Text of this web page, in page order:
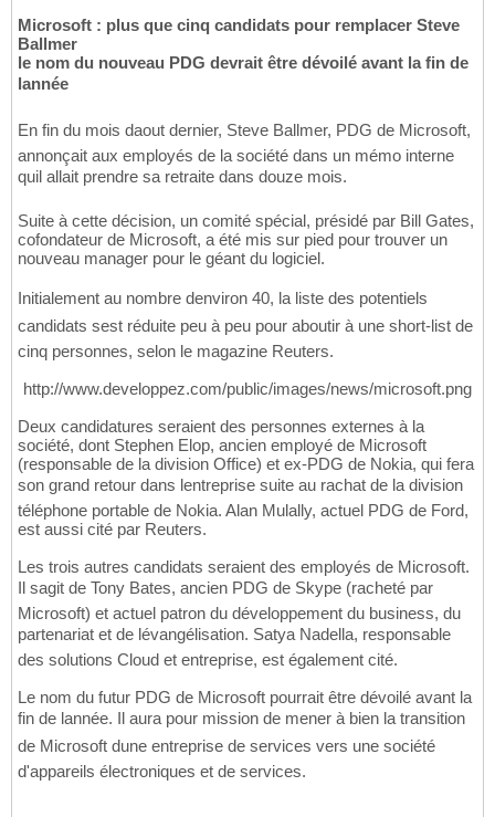
Microsoft : plus que cinq candidats pour remplacer Steve
Ballmer
le nom du nouveau PDG devrait être dévoilé avant la fin de
lannée
En fin du mois daout dernier, Steve Ballmer, PDG de Microsoft,
annonçait aux employés de la société dans un mémo interne
quil allait prendre sa retraite dans douze mois.
Suite à cette décision, un comité spécial, présidé par Bill Gates,
cofondateur de Microsoft, a été mis sur pied pour trouver un
nouveau manager pour le géant du logiciel.
Initialement au nombre denviron 40, la liste des potentiels
candidats sest réduite peu à peu pour aboutir à une short-list de
cinq personnes, selon le magazine Reuters.
http://www.developpez.com/public/images/news/microsoft.png
Deux candidatures seraient des personnes externes à la
société, dont Stephen Elop, ancien employé de Microsoft
(responsable de la division Office) et ex-PDG de Nokia, qui fera
son grand retour dans lentreprise suite au rachat de la division
téléphone portable de Nokia. Alan Mulally, actuel PDG de Ford,
est aussi cité par Reuters.
Les trois autres candidats seraient des employés de Microsoft.
Il sagit de Tony Bates, ancien PDG de Skype (racheté par
Microsoft) et actuel patron du développement du business, du
partenariat et de lévangélisation. Satya Nadella, responsable
des solutions Cloud et entreprise, est également cité.
Le nom du futur PDG de Microsoft pourrait être dévoilé avant la
fin de lannée. Il aura pour mission de mener à bien la transition
de Microsoft dune entreprise de services vers une société
d'appareils électroniques et de services.